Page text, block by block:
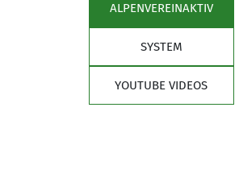
Sektion
ALPENVEREINAKTIV
SYSTEM
YOUTUBE VIDEOS